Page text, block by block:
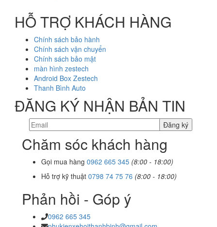
HỖ TRỢ KHÁCH HÀNG
Chính sách bảo hành
Chính sách vận chuyển
Chính sách bảo mật
màn hình zestech
Android Box Zestech
Thanh Bình Auto
ĐĂNG KÝ NHẬN BẢN TIN
Chăm sóc khách hàng
Gọi mua hàng 0962 665 345 (8:00 - 18:00)
Hỗ trợ kỹ thuật 0798 74 75 76 (8:00 - 18:00)
Phản hồi - Góp ý
0962 665 345